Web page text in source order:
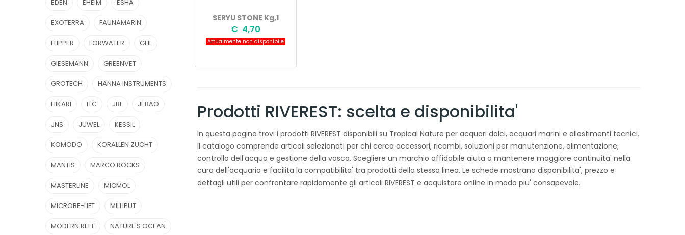
SERYU STONE Kg,1
€ 4,70
Attualmente non disponibile
Prodotti RIVEREST: scelta e disponibilita'
In questa pagina trovi i prodotti RIVEREST disponibili su Tropical Nature per acquari dolci, acquari marini e allestimenti tecnici.
Il catalogo comprende articoli selezionati per chi cerca accessori, ricambi, soluzioni per manutenzione, alimentazione,
controllo dell'acqua e gestione della vasca. Scegliere un marchio affidabile aiuta a mantenere maggiore continuita' nella
cura dell'acquario e facilita la compatibilita' tra prodotti della stessa linea. Le schede mostrano disponibilita', prezzo e
dettagli utili per confrontare rapidamente gli articoli RIVEREST e acquistare online in modo piu' consapevole.
EDEN EHEIM ESHA
EXOTERRA FAUNAMARIN
FLIPPER FORWATER GHL
GIESEMANN GREENVET
GROTECH HANNA INSTRUMENTS
HIKARI ITC JBL JEBAO
JNS JUWEL KESSIL
KOMODO KORALLEN ZUCHT
MANTIS MARCO ROCKS
MASTERLINE MICMOL
MICROBE-LIFT MILLIPUT
MODERN REEF NATURE'S OCEAN